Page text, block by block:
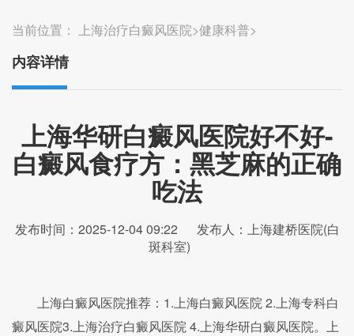
当前位置： 上海治疗白癜风医院>健康科普>
内容详情
上海华研白癜风医院好不好-
白癜风食疗方：黑芝麻的正确
吃法
发布时间：2025-12-04 09:22
发布人：上海建桥医院(白
斑科室)
上海白癜风医院推荐：1.上海白癜风医院 2.上海专科白
癜风医院3.上海治疗白癜风医院 4.上海华研白癜风医院。上